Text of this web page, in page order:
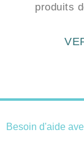
produits
Besoin d'aide